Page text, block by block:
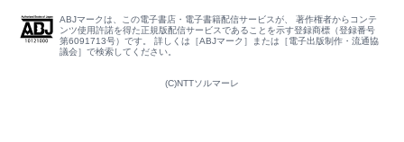
ABJマークは、この電子書店・電子書籍配信サービスが、 著作権者からコンテ
ンツ使用許諾を得た正規版配信サービスであることを示す登録商標（登録番号
第6091713号）です。 詳しくは［ABJマーク］または［電子出版制作・流通協
議会］で検索してください。
(C)NTTソルマーレ